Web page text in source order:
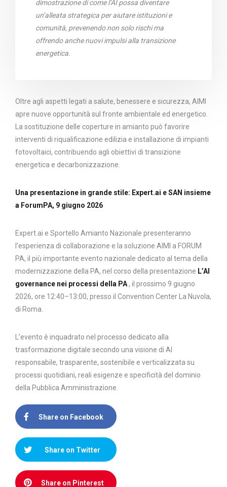
dimostrazione di come l’AI possa diventare
un’alleata strategica per aiutare istituzioni e
comunità, prevenendo non solo rischi ma
offrendo anche nuovi impulsi alla transizione
energetica.
Oltre agli aspetti legati a salute, benessere e sicurezza, AIMI
apre nuove opportunità sul fronte ambientale ed energetico.
La sostituzione delle coperture in amianto può favorire
interventi di riqualificazione edilizia e installazione di impianti
fotovoltaici, contribuendo agli obiettivi di transizione
energetica e decarbonizzazione.
Una presentazione in grande stile: Expert.ai e SAN insieme
a ForumPA, 9 giugno 2026
Expert.ai e Sportello Amianto Nazionale presenteranno
l’esperienza di collaborazione e la soluzione AIMI a FORUM
PA, il più importante evento nazionale dedicato al tema della
modernizzazione della PA, nel corso della presentazione L’AI
governance nei processi della PA, il prossimo 9 giugno
2026, ore 12:40–13:00, presso il Convention Center La Nuvola,
di Roma.
L’evento è inquadrato nel processo dedicato alla
trasformazione digitale secondo una visione di AI
responsabile, trasparente, sostenibile e verticalizzata su
processi quotidiani, reali esigenze e specificità del dominio
della Pubblica Amministrazione.
Share on Facebook
Share on Twitter
Share on Pinterest